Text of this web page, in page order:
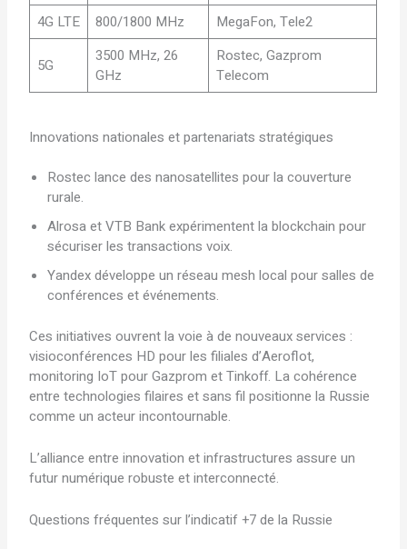
4G LTE
800/1800 MHz MegaFon, Tele2
5G
3500 MHz, 26
GHz
Rostec, Gazprom
Telecom
Innovations nationales et partenariats stratégiques
Rostec lance des nanosatellites pour la couverture
rurale.
Alrosa et VTB Bank expérimentent la blockchain pour
sécuriser les transactions voix.
Yandex développe un réseau mesh local pour salles de
conférences et événements.
Ces initiatives ouvrent la voie à de nouveaux services :
visioconférences HD pour les filiales d’Aeroflot,
monitoring IoT pour Gazprom et Tinkoff. La cohérence
entre technologies filaires et sans fil positionne la Russie
comme un acteur incontournable.
L’alliance entre innovation et infrastructures assure un
futur numérique robuste et interconnecté.
Questions fréquentes sur l’indicatif +7 de la Russie